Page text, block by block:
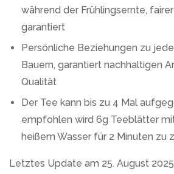
während der Frühlingsernte,
garantiert
Persönliche Beziehungen zu
Bauern, garantiert nachhaltigen
Qualität
Der Tee kann bis zu 4 Mal
empfohlen wird 6g Teeblätter
heißem Wasser für 2 Minuten zu
Letztes Update am 25. August